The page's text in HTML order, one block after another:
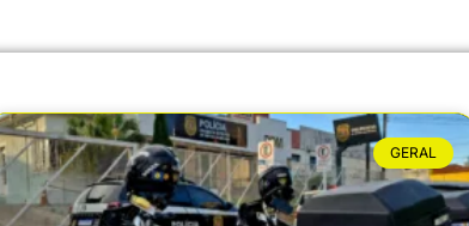
GERAL